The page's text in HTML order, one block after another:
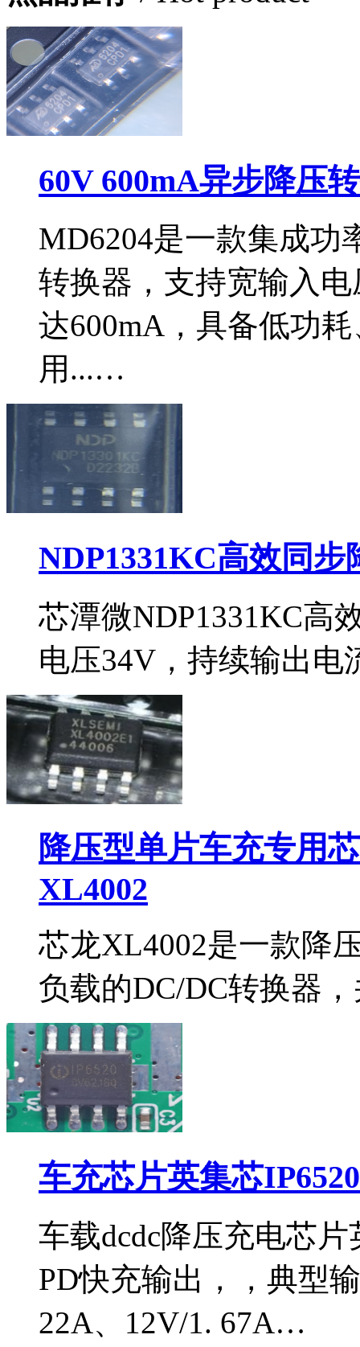
60V 600mA异步降压
MD6204是一款集成功
转换器，支持宽输入
达600mA，具备低功
用...…
NDP1331KC高效同
芯潭微NDP1331KC高
电压34V，持续输出
降压型单片车充专用
XL4002
芯龙XL4002是一款降
负载的DC/DC转换器
车充芯片英集芯
车载dcdc降压充电芯
PD快充输出，，典型
22A、12V/1. 67A…